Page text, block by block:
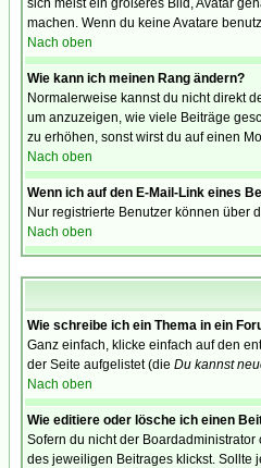
sich meist ein größeres Bild, Avatar
machen. Wenn du keine Avatare
Nach oben
Wie kann ich meinen Rang ändern?
Normalerweise kannst du nicht direkt
um anzuzeigen, wie viele Beiträge
zu erhöhen, sonst wirst du auf einen
Nach oben
Wenn ich auf den E-Mail-Link eines
Nur registrierte Benutzer können über
Nach oben
Wie schreibe ich ein Thema in ein
Ganz einfach, klicke einfach auf den
der Seite aufgelistet (die Du kannst
Nach oben
Wie editiere oder lösche ich einen
Sofern du nicht der
des jeweiligen Beitrages klickst. Sollte